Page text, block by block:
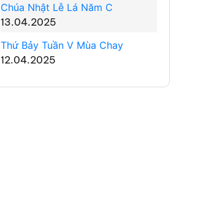
Chúa Nhật Lễ Lá Năm C
13.04.2025
Thứ Bảy Tuần V Mùa Chay
12.04.2025